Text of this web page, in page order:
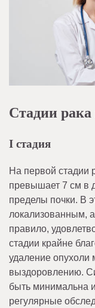
Стадии
I стадия
На первой стадии
превышает 7 см в
пределы почки. В
локализованным,
правило,
стадии крайне
удаление опухоли
выздоровлению.
быть минимальна
регулярные